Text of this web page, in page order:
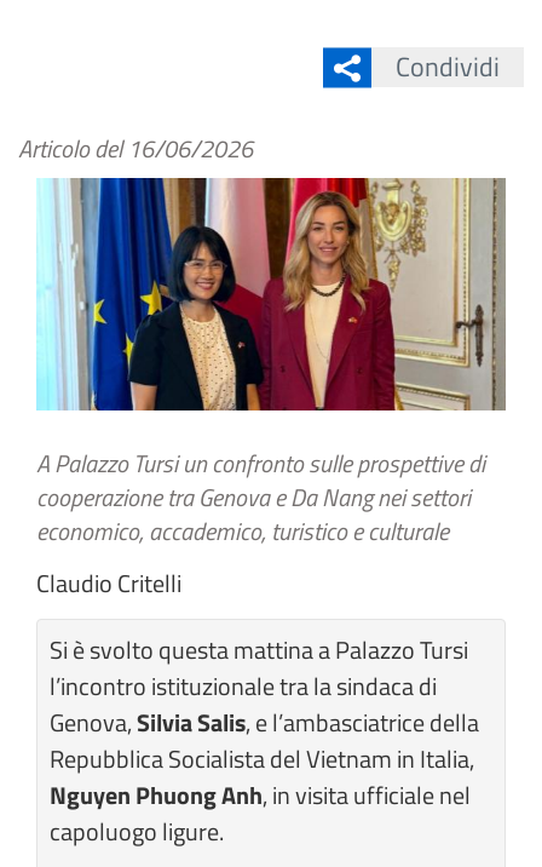
Condividi
Articolo del 16/06/2026
A Palazzo Tursi un confronto sulle prospettive di
cooperazione tra Genova e Da Nang nei settori
economico, accademico, turistico e culturale
Claudio Critelli
Si è svolto questa mattina a Palazzo Tursi
l’incontro istituzionale tra la sindaca di
Genova,Silvia Salis,e l’ambasciatrice della
Repubblica Socialista del Vietnam in Italia,
Nguyen Phuong Anh, in visita ufficiale nel
capoluogo ligure.